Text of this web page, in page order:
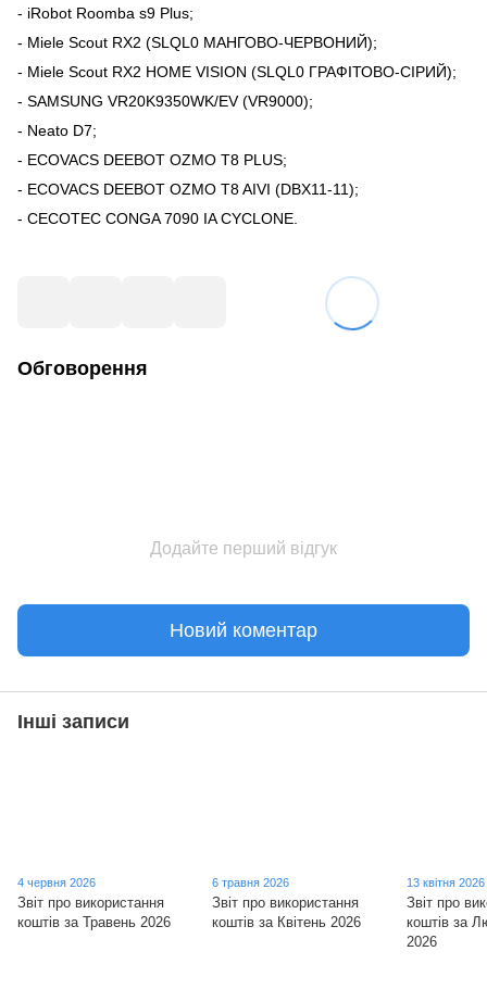
- iRobot Roomba s9 Plus;
- Miele Scout RX2 (SLQL0 МАНГОВО-ЧЕРВОНИЙ);
- Miele Scout RX2 HOME VISION (SLQL0 ГРАФІТОВО-СІРИЙ);
- SAMSUNG VR20K9350WK/EV (VR9000);
- Neato D7;
- ECOVACS DEEBOT OZMO T8 PLUS;
- ECOVACS DEEBOT OZMO T8 AIVI (DBX11-11);
- CECOTEC CONGA 7090 IA CYCLONE.
Обговорення
Додайте перший відгук
Новий коментар
Інші записи
4 червня 2026
Звіт про використання
коштів за Травень 2026
6 травня 2026
Звіт про використання
коштів за Квітень 2026
13 квітня 2026
Звіт про
коштів за
2026